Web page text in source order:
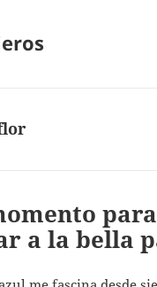
para
a la bella